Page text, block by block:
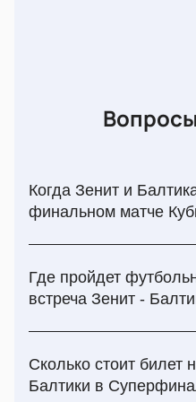
Когда Зенит и
финальном матче
встретятся в решающем
упустить возможность
вживую, приобретайте
Где пройдет
встреча Зенит -
пройдет на стадионе
Москве около Воробьевых
Сколько стоит билет
Балтики в